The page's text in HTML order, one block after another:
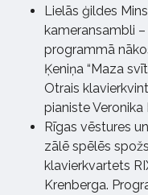
Lielās ģildes
kameransambli
programmā
Ķeniņa “Maza
Otrais
pianiste Veronika
Rīgas vēstures
zālē spēlēs
klavierkvartets
Krenberga.